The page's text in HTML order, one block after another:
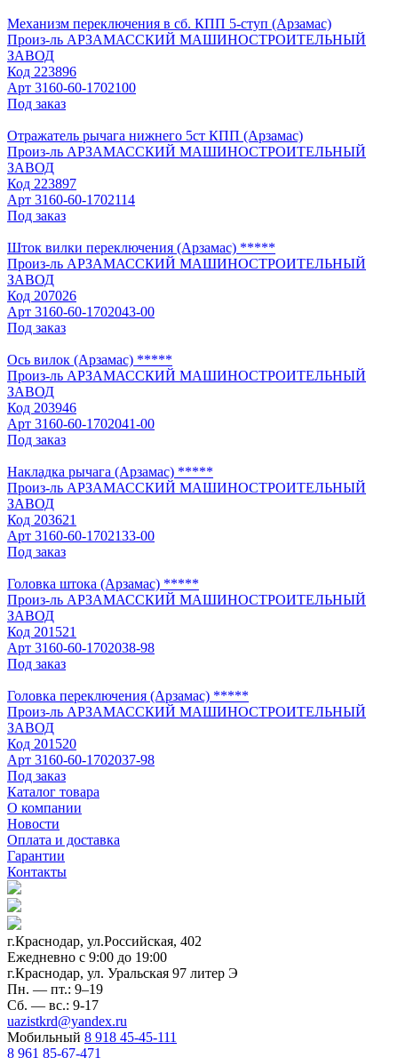
Механизм переключения в сб. КПП 5-ступ (Арзамас)
Произ-ль АРЗАМАССКИЙ МАШИНОСТРОИТЕЛЬНЫЙ
ЗАВОД
Код 223896
Арт 3160-60-1702100
Под заказ
Отражатель рычага нижнего 5ст КПП (Арзамас)
Произ-ль АРЗАМАССКИЙ МАШИНОСТРОИТЕЛЬНЫЙ
ЗАВОД
Код 223897
Арт 3160-60-1702114
Под заказ
Шток вилки переключения (Арзамас) *****
Произ-ль АРЗАМАССКИЙ МАШИНОСТРОИТЕЛЬНЫЙ
ЗАВОД
Код 207026
Арт 3160-60-1702043-00
Под заказ
Ось вилок (Арзамас) *****
Произ-ль АРЗАМАССКИЙ МАШИНОСТРОИТЕЛЬНЫЙ
ЗАВОД
Код 203946
Арт 3160-60-1702041-00
Под заказ
Накладка рычага (Арзамас) *****
Произ-ль АРЗАМАССКИЙ МАШИНОСТРОИТЕЛЬНЫЙ
ЗАВОД
Код 203621
Арт 3160-60-1702133-00
Под заказ
Головка штока (Арзамас) *****
Произ-ль АРЗАМАССКИЙ МАШИНОСТРОИТЕЛЬНЫЙ
ЗАВОД
Код 201521
Арт 3160-60-1702038-98
Под заказ
Головка переключения (Арзамас) *****
Произ-ль АРЗАМАССКИЙ МАШИНОСТРОИТЕЛЬНЫЙ
ЗАВОД
Код 201520
Арт 3160-60-1702037-98
Под заказ
Каталог товара
О компании
Новости
Оплата и доставка
Гарантии
Контакты
г.Краснодар, ул.Российская, 402
Ежедневно c 9:00 до 19:00
г.Краснодар, ул. Уральская 97 литер Э
Пн. — пт.: 9–19
Сб. — вс.: 9-17
uazistkrd@yandex.ru
Мобильный 8 918 45-45-111
8 961 85-67-471